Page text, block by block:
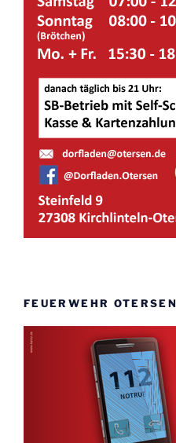
FEUERWEHR OTERSEN